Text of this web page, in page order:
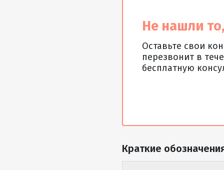
Не нашли
Оставьте свои
перезвонит в
бесплатную
Краткие